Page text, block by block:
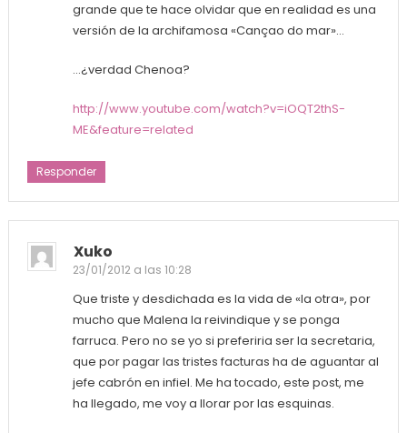
grande que te hace olvidar que en realidad es una
versión de la archifamosa «Cançao do mar»…
…¿verdad Chenoa?
http://www.youtube.com/watch?v=iOQT2thS-
ME&feature=related
Responder
Xuko
23/01/2012 a las 10:28
Que triste y desdichada es la vida de «la otra», por
mucho que Malena la reivindique y se ponga
farruca. Pero no se yo si preferiria ser la secretaria,
que por pagar las tristes facturas ha de aguantar al
jefe cabrón en infiel. Me ha tocado, este post, me
ha llegado, me voy a llorar por las esquinas.